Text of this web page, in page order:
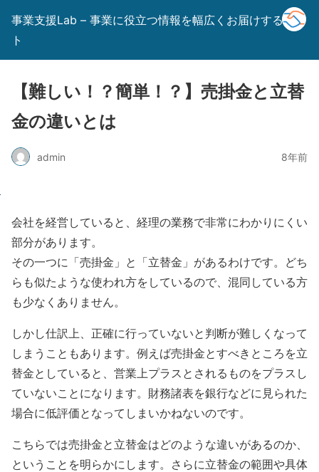
事業支援Lab – 事業に役立つ情報を幅広くお届けするサイ
ト
【難しい！？簡単！？】売掛金と立替
金の違いとは
admin 8年前
会社を経営していると、経理の業務で非常にわかりにくい
部分があります。
その一つに「売掛金」と「立替金」があるわけです。どち
らも似たような使われ方をしているので、混同している方
も少なくありません。
しかし仕訳上、正確に行っていないと判断が難しくなって
しまうこともあります。例えば売掛金とすべきところを立
替金としていると、営業上プラスとされるものをプラスし
ていないことになります。財務諸表を銀行などに見られた
場合に低評価となってしまいかねないのです。
こちらでは売掛金と立替金はどのような違いがあるのか、
ということを明らかにします。さらに立替金の範囲や具体